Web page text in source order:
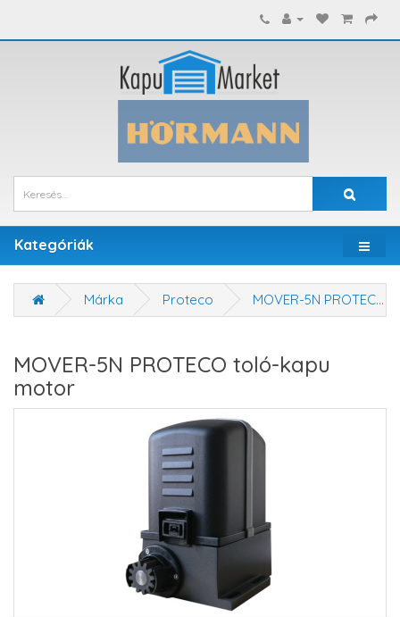
Kategóriák
Márka Proteco MOVER-5N PROTECO toló-kapu motor
MOVER-5N PROTECO toló-kapu
motor